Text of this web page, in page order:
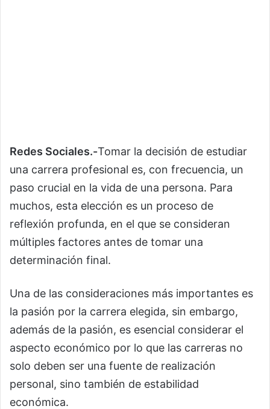
Redes Sociales.-Tomar la decisión de estudiar
una carrera profesional es, con frecuencia, un
paso crucial en la vida de una persona. Para
muchos, esta elección es un proceso de
reflexión profunda, en el que se consideran
múltiples factores antes de tomar una
determinación final.
Una de las consideraciones más importantes es
la pasión por la carrera elegida, sin embargo,
además de la pasión, es esencial considerar el
aspecto económico por lo que las carreras no
solo deben ser una fuente de realización
personal, sino también de estabilidad
económica.